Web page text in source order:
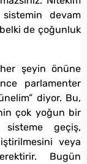
devam
de çoğunluk
şeyin önüne
parlamenter
diyor. Bu,
çok yoğun bir
geçiş,
veya
Bugün